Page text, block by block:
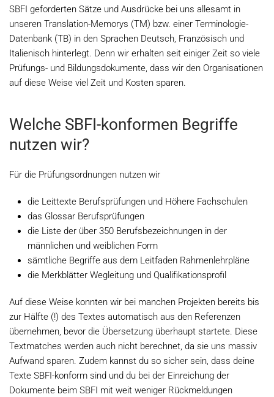
SBFI geforderten Sätze und Ausdrücke bei uns allesamt in
unseren Translation-Memorys (TM) bzw. einer Terminologie-
Datenbank (TB) in den Sprachen Deutsch, Französisch und
Italienisch hinterlegt. Denn wir erhalten seit einiger Zeit so viele
Prüfungs- und Bildungsdokumente, dass wir den Organisationen
auf diese Weise viel Zeit und Kosten sparen.
Welche SBFI-konformen Begriffe
nutzen wir?
Für die Prüfungsordnungen nutzen wir
die Leittexte Berufsprüfungen und Höhere Fachschulen
das Glossar Berufsprüfungen
die Liste der über 350 Berufsbezeichnungen in der
männlichen und weiblichen Form
sämtliche Begriffe aus dem Leitfaden Rahmenlehrpläne
die Merkblätter Wegleitung und Qualifikationsprofil
Auf diese Weise konnten wir bei manchen Projekten bereits bis
zur Hälfte (!) des Textes automatisch aus den Referenzen
übernehmen, bevor die Übersetzung überhaupt startete. Diese
Textmatches werden auch nicht berechnet, da sie uns massiv
Aufwand sparen. Zudem kannst du so sicher sein, dass deine
Texte SBFI-konform sind und du bei der Einreichung der
Dokumente beim SBFI mit weit weniger Rückmeldungen